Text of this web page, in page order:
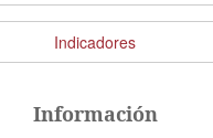
Indicadores
Información